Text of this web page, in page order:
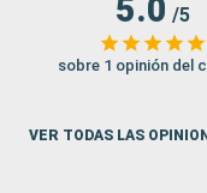
5.0 /5
sobre 1 opinión del
VER TODAS LAS